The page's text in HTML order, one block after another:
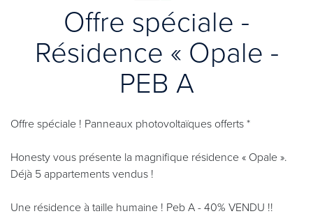
Offre spéciale -
Résidence « Opale -
PEB A
Offre spéciale ! Panneaux photovoltaïques offerts *
Honesty vous présente la magnifique résidence « Opale ».
Déjà 5 appartements vendus !
Une résidence à taille humaine ! Peb A - 40% VENDU !!